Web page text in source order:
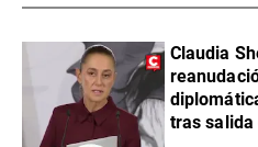
Claudia
tras salida